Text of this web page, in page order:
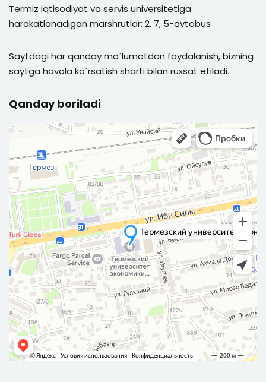
Termiz iqtisodiyot va servis universitetiga
harakatlanadigan marshrutlar: 2, 7, 5-avtobus
Saytdagi har qanday ma`lumotdan foydalanish, bizning
saytga havola ko`rsatish sharti bilan ruxsat etiladi.
Qanday boriladi